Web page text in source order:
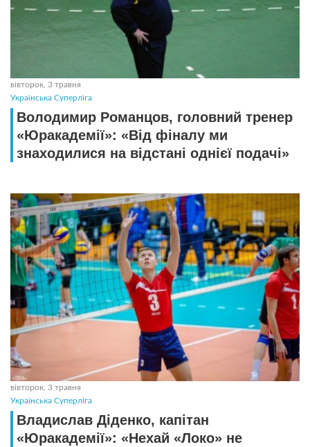
вівторок, 3 травня
Українська Суперліга
Володимир Романцов, головний тренер
«Юракадемії»: «Від фіналу ми
знаходилися на відстані однієї подачі»
вівторок, 3 травня
Українська Суперліга
Владислав Дiденко, капiтан
«Юракадемії»: «Нехай «Локо» не